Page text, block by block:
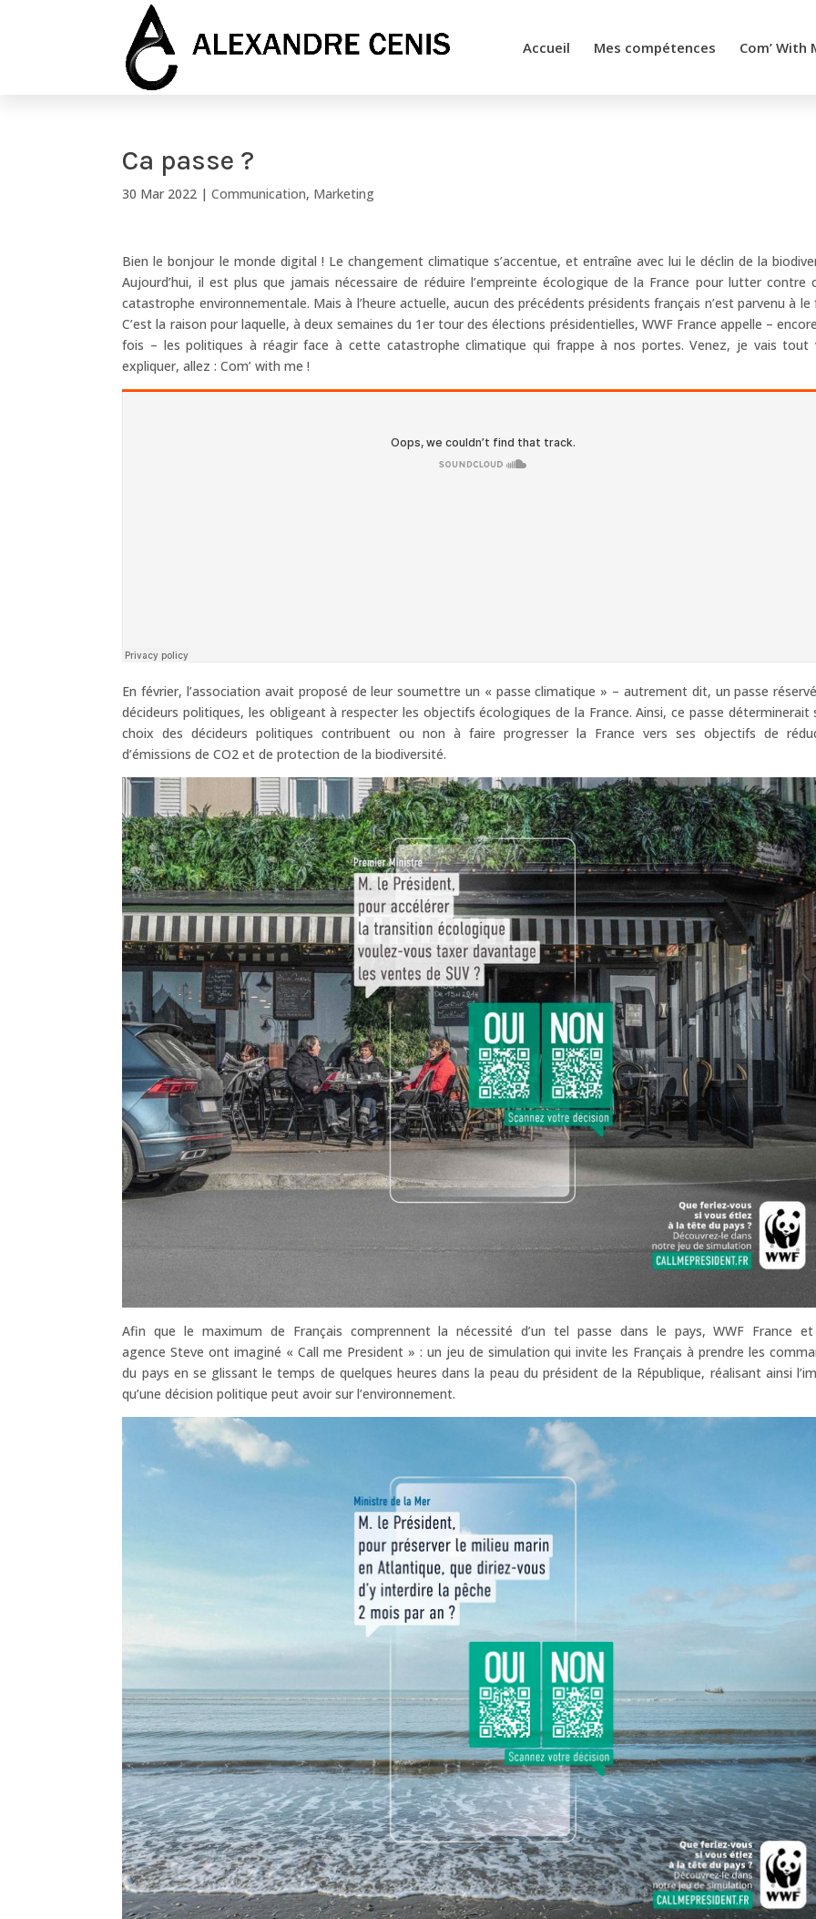
Accueil Mes compétences Com’ With
Ca passe ?
30 Mar 2022 |Communication, Marketing
Bien le bonjour le monde digital ! Le changement climatique s’accentue, et entraîne avec lui le déclin de la
Aujourd’hui, il est plus que jamais nécessaire de réduire l’empreinte écologique de la France pour lutter contre
catastrophe environnementale. Mais à l’heure actuelle, aucun des précédents présidents français n’est parvenu à le
C’est la raison pour laquelle, à deux semaines du 1er tour des élections présidentielles, WWF France appelle –
fois – les politiques à réagir face à cette catastrophe climatique qui frappe à nos portes. Venez, je vais tout
expliquer, allez : Com’ with me !
En février, l’association avait proposé de leur soumettre un « passe climatique » – autrement dit, un passe
décideurs politiques, les obligeant à respecter les objectifs écologiques de la France. Ainsi, ce passe déterminerait
choix des décideurs politiques contribuent ou non à faire progresser la France vers ses objectifs de
d’émissions de CO2 et de protection de la biodiversité.
Afin que le maximum de Français comprennent la nécessité d’un tel passe dans le pays, WWF France
agence Steve ont imaginé « Call me President » : un jeu de simulation qui invite les Français à prendre les
du pays en se glissant le temps de quelques heures dans la peau du président de la République, réalisant ainsi
qu’une décision politique peut avoir sur l’environnement.